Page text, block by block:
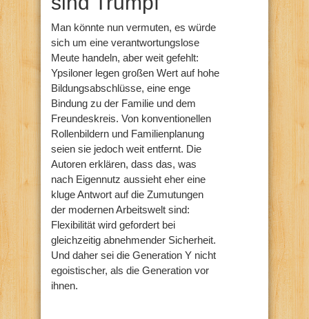
Man könnte nun vermuten, es würde
sich um eine verantwortungslose
Meute handeln, aber weit gefehlt:
Ypsiloner legen großen Wert auf hohe
Bildungsabschlüsse, eine enge
Bindung zu der Familie und dem
Freundeskreis. Von konventionellen
Rollenbildern und Familienplanung
seien sie jedoch weit entfernt. Die
Autoren erklären, dass das, was
nach Eigennutz aussieht eher eine
kluge Antwort auf die Zumutungen
der modernen Arbeitswelt sind:
Flexibilität wird gefordert bei
gleichzeitig abnehmender Sicherheit.
Und daher sei die Generation Y nicht
egoistischer, als die Generation vor
ihnen.